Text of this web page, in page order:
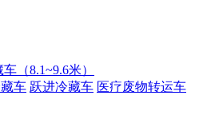
（8.1~9.6米）
车 跃进冷藏车 医疗废物转运车